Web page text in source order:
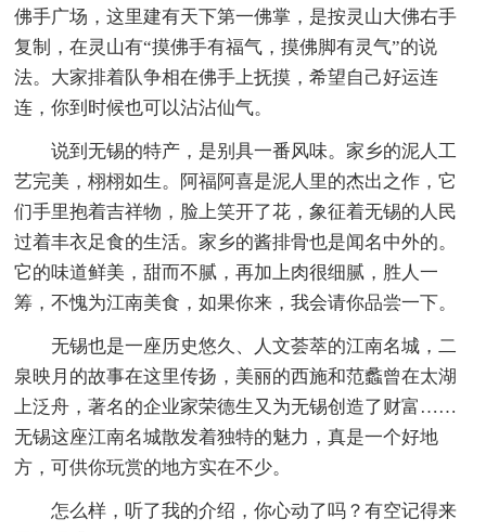
佛手广场，这里建有天下第一佛掌，是按灵山大佛右手
复制，在灵山有“摸佛手有福气，摸佛脚有灵气”的说
法。大家排着队争相在佛手上抚摸，希望自己好运连
连，你到时候也可以沾沾仙气。
说到无锡的特产，是别具一番风味。家乡的泥人工
艺完美，栩栩如生。阿福阿喜是泥人里的杰出之作，它
们手里抱着吉祥物，脸上笑开了花，象征着无锡的人民
过着丰衣足食的生活。家乡的酱排骨也是闻名中外的。
它的味道鲜美，甜而不腻，再加上肉很细腻，胜人一
筹，不愧为江南美食，如果你来，我会请你品尝一下。
无锡也是一座历史悠久、人文荟萃的江南名城，二
泉映月的故事在这里传扬，美丽的西施和范蠡曾在太湖
上泛舟，著名的企业家荣德生又为无锡创造了财富……
无锡这座江南名城散发着独特的魅力，真是一个好地
方，可供你玩赏的地方实在不少。
怎么样，听了我的介绍，你心动了吗？有空记得来